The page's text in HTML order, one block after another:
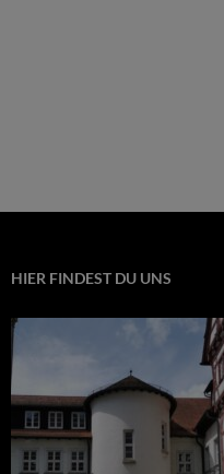
HIER FINDEST DU UNS